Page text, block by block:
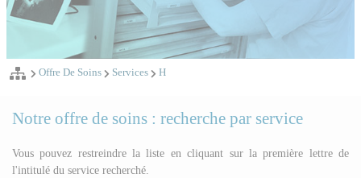
Offre De Soins Services H
Notre offre de soins : recherche par service
Vous pouvez restreindre la liste en cliquant sur la première lettre de
l'intitulé du service recherché.